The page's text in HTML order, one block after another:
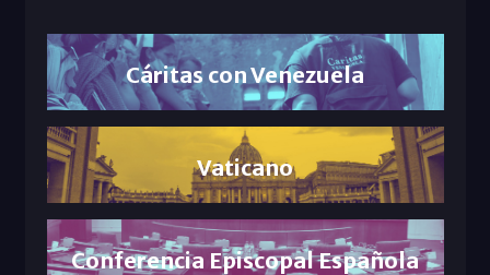
Cáritas con Venezuela
Vaticano
Conferencia Episcopal Española